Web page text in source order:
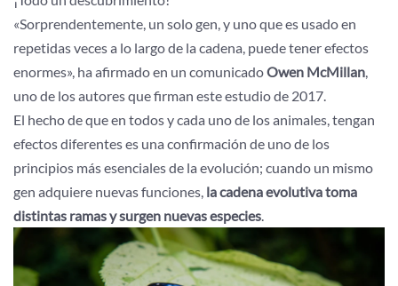
«Sorprendentemente, un solo gen, y uno que es usado en
repetidas veces a lo largo de la cadena, puede tener efectos
enormes», ha afirmado en un comunicadoOwen McMillan,
uno de los autores que firman este estudio de 2017.
El hecho de que en todos y cada uno de los animales, tengan
efectos diferentes es una confirmación de uno de los
principios más esenciales de la evolución; cuando un mismo
gen adquiere nuevas funciones, la cadena evolutiva toma
distintas ramas y surgen nuevas especies.